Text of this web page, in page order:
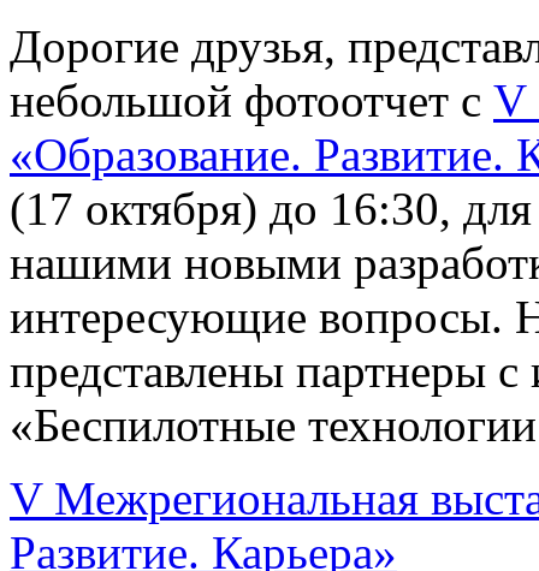
Дорогие друзья,
небольшой фотоотчет с V
«Образование. Развитие.
(17 октября) до 16:30,
нашими новыми
интересующие вопросы.
представлены партнеры
«Беспилотные
V Межрегиональная
Развитие. Карьера»